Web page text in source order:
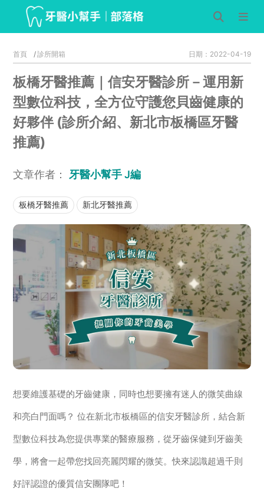
首頁 診所開箱 日期：2022-04-19
板橋牙醫推薦｜信安牙醫診所－運用新
型數位科技，全方位守護您貝齒健康的
好夥伴 (診所介紹、新北市板橋區牙醫
推薦)
文章作者： 牙醫小幫手 J編
板橋牙醫推薦 新北牙醫推薦
想要維護基礎的牙齒健康，同時也想要擁有迷人的微笑曲線
和亮白門面嗎？ 位在新北市板橋區的信安牙醫診所，結合新
型數位科技為您提供專業的醫療服務，從牙齒保健到牙齒美
學，將會一起帶您找回亮麗閃耀的微笑。快來認識超過千則
好評認證的優質信安團隊吧！